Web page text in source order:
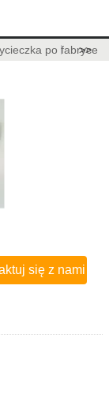
po fabryce
>>
się z nami